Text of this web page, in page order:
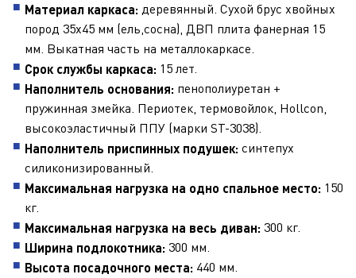
Материал каркаса: деревянный. Сухой брус хвойных
пород 35х45 мм (ель,сосна), ДВП плита фанерная 15
мм. Выкатная часть на металлокаркасе.
Срок службы каркаса: 15 лет.
Наполнитель основания: пенополиуретан +
пружинная змейка. Периотек, термовойлок, Hollcon,
высокоэластичный ППУ (марки ST-3038).
Наполнитель приспинных подушек: синтепух
силиконизированный.
Максимальная нагрузка на одно спальное место: 150
кг.
Максимальная нагрузка на весь диван: 300 кг.
Ширина подлокотника: 300 мм.
Высота посадочного места: 440 мм.